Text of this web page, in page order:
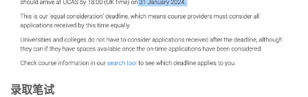
录取笔试